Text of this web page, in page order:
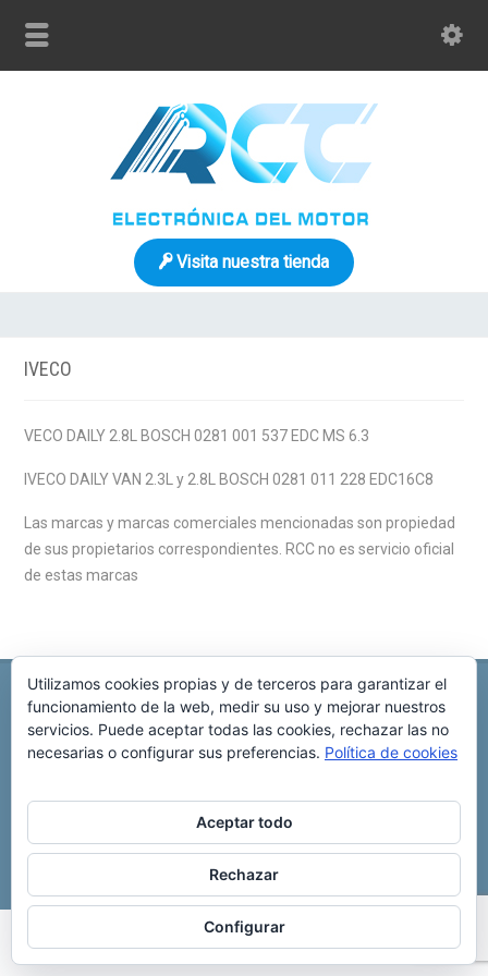
Visita nuestra tienda
IVECO
VECO DAILY 2.8L BOSCH 0281 001 537 EDC MS 6.3
IVECO DAILY VAN 2.3L y 2.8L BOSCH 0281 011 228 EDC16C8
Las marcas y marcas comerciales mencionadas son propiedad
de sus propietarios correspondientes. RCC no es servicio oficial
de estas marcas
REPARACIÓN CENTRALITA DE COCHE
C/ Virgen del pilar, 6 ,
Albacete 02006
696 340 889
info@rccllaves.com
Copyright © 2025 Reparación Centralita De Coche
Utilizamos cookies propias y de terceros para garantizar el
funcionamiento de la web, medir su uso y mejorar nuestros
servicios. Puede aceptar todas las cookies, rechazar las no
necesarias o configurar sus preferencias. Política de cookies
Aceptar todo
Rechazar
Configurar